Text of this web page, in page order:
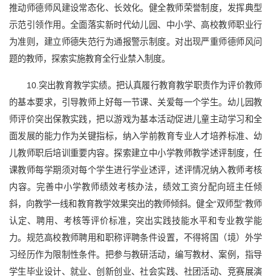
推动师德师风建设常态化、长效化。健全教师荣誉制度，发挥典型
示范引领作用。全面落实新时代幼儿园、中小学、高校教师职业行
为准则，建立师德失范行为通报警示制度。对出现严重师德师风问
题的教师，探索实施教育全行业禁入制度。
10.突出教育教学实绩。把认真履行教育教学职责作为评价教师
的基本要求，引导教师上好每一节课、关爱每一个学生。幼儿园教
师评价突出保教实践，把以游戏为基本活动促进儿童主动学习和全
面发展的能力作为关键指标，纳入学前教育专业人才培养标准、幼
儿教师职后培训重要内容。探索建立中小学教师教学述评制度，任
课教师每学期须对每个学生进行学业述评，述评情况纳入教师考核
内容。完善中小学教师绩效考核办法，绩效工资分配向班主任倾
斜，向教学一线和教育教学效果突出的教师倾斜。健全“双师型”教师
认定、聘用、考核等评价标准，突出实践技能水平和专业教学能
力。规范高校教师聘用和职称评聘条件设置，不得将国（境）外学
习经历作为限制性条件。把参与教研活动，编写教材、案例，指导
学生毕业设计、就业、创新创业、社会实践、社团活动、竞赛展演